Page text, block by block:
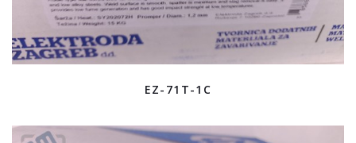
EZ-71T-1C